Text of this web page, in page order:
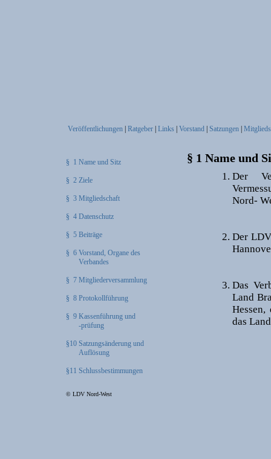
Veröffentlichungen Ratgeber Links Vorstand Satzungen
§ 1 Name und Sitz
§ 2 Ziele
§ 3 Mitgliedschaft
§ 4 Datenschutz
§ 5 Beiträge
§ 6 Vorstand, Organe des
Verbandes
§ 7 Mitgliederversammlung
§ 8 Protokollführung
§ 9 Kassenführung und
-prüfung
§10 Satzungsänderung und
Auflösung
§11 Schlussbestimmungen
§ 1 Name und
Der
Nord-
Der
Das
Land
Hessen,
das
© LDV Nord-West